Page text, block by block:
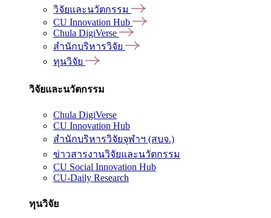
วิจัยและนวัตกรรม
CU Innovation Hub
Chula DigiVerse
สำนักบริหารวิจัย
ทุนวิจัย
วิจัยและนวัตกรรม
Chula DigiVerse
CU Innovation Hub
สำนักบริหารวิจัยจุฬาฯ (สบจ.)
ข่าวสารงานวิจัยและนวัตกรรม
CU Social Innovation Hub
CU-Daily Research
ทุนวิจัย